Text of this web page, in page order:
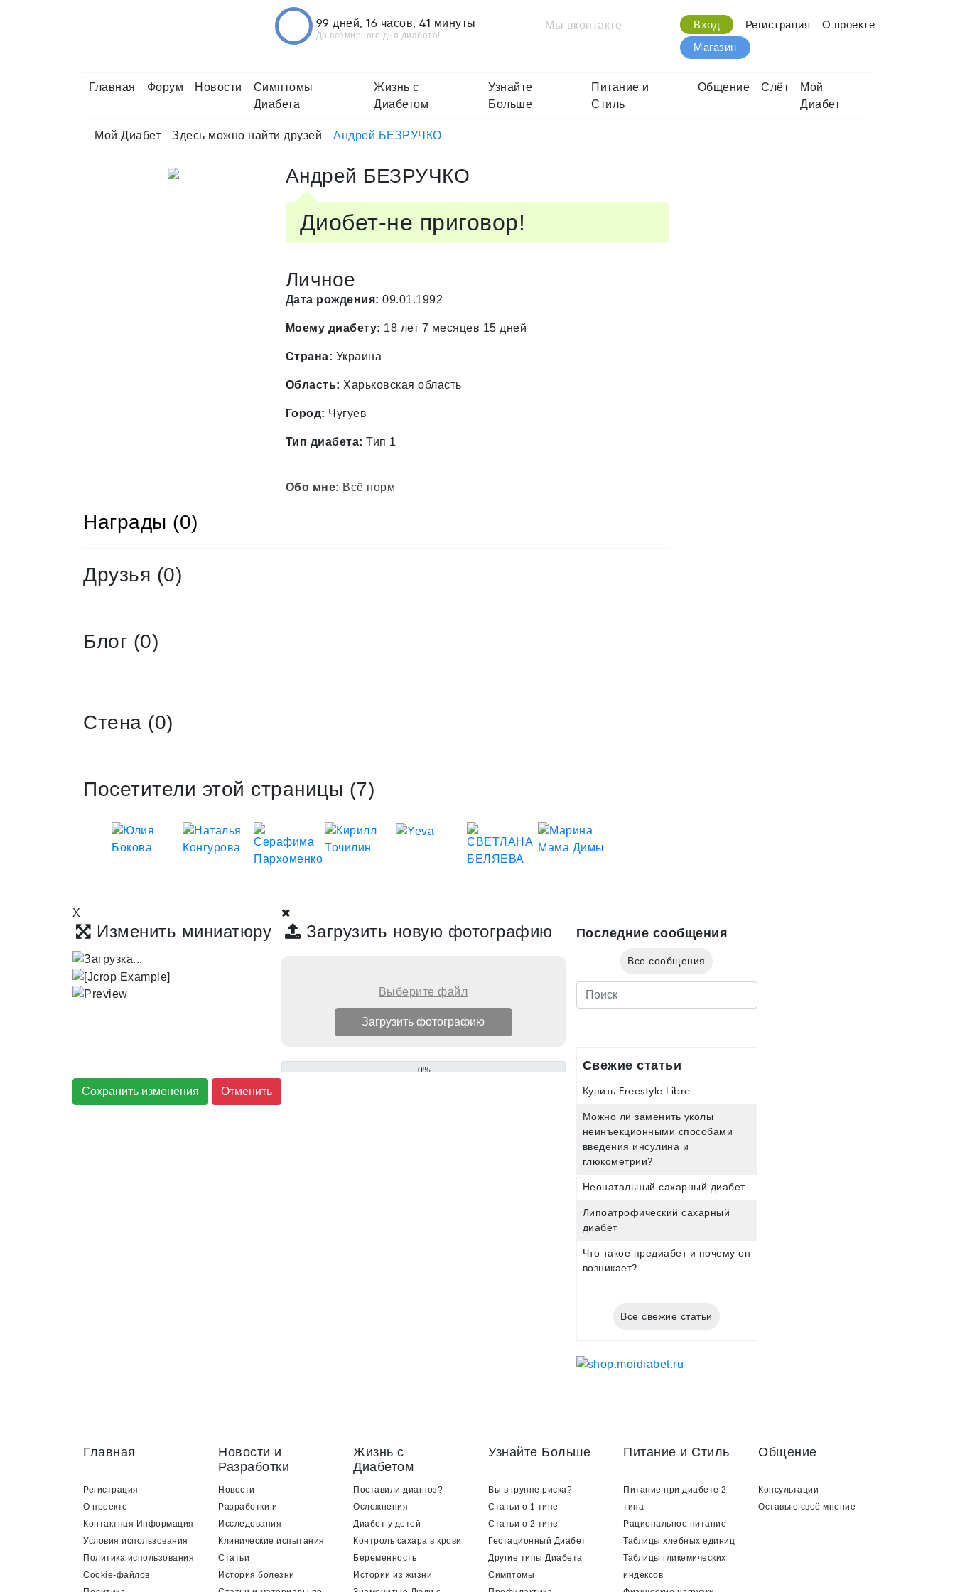
99 дней, 16 часов, 41 минуты
До всемирного дня диабета!
Мы вконтакте Вход Регистрация
О проекте
Магазин
Главная Форум Новости
Симптомы
Диабета
Жизнь с
Диабетом
Узнайте
Больше
Питание и
Стиль
Общение Слёт
Мой
Диабет
Мой Диабет Здесь можно найти друзей Андрей БЕЗРУЧКО
Андрей БЕЗРУЧКО
Диобет-не приговор!
Личное
Дата рождения: 09.01.1992
Моему диабету: 18 лет 7 месяцев 15 дней
Страна: Украина
Область: Харьковская область
Город: Чугуев
Тип диабета: Тип 1
Обо мне: Всё норм
Награды (0)
Друзья (0)
Блог (0)
Стена (0)
Посетители этой страницы (7)
X
Изменить миниатюру
Сохранить изменения
Загрузить новую фотографию
Выберите файл
0%
Последние сообщения
Все сообщения
Свежие статьи
Купить Freestyle Libre
Можно ли заменить уколы
неинъекционными способами
введения инсулина и
глюкометрии?
Неонатальный сахарный диабет
Липоатрофический сахарный
диабет
Что такое предиабет и почему он
возникает?
Все свежие статьи
Главная
Регистрация
О проекте
Контактная Информация
Условия использования
Политика использования
Cookie-файлов
Новости и
Разработки
Новости
Разработки и
Исследования
Клинические испытания
Статьи
История болезни
Жизнь с
Диабетом
Поставили диагноз?
Осложнения
Диабет у детей
Контроль сахара в крови
Беременность
Истории из жизни
Узнайте Больше
Вы в группе риска?
Статьи о 1 типе
Статьи о 2 типе
Гестационный Диабет
Другие типы Диабета
Симптомы
Питание и Стиль
Питание при диабете 2
типа
Рациональное питание
Таблицы хлебных единиц
Таблицы гликемических
индексов
Общение
Консультации
Оставьте своё мнение